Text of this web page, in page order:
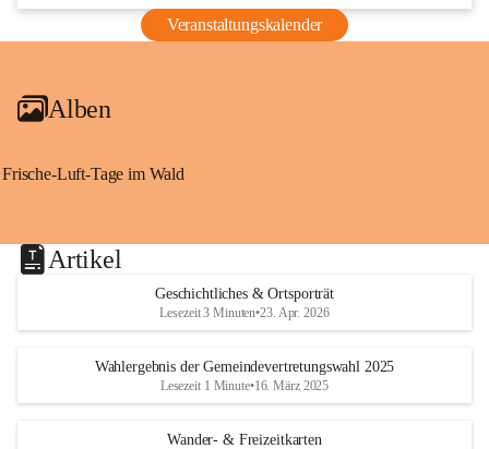
Veranstaltungskalender
Alben
Frische-Luft-Tage im Wald
Artikel
Geschichtliches & Ortsporträt
Lesezeit 3 Minuten•23. Apr. 2026
Wahlergebnis der Gemeindevertretungswahl 2025
Lesezeit 1 Minute•16. März 2025
Wander- & Freizeitkarten